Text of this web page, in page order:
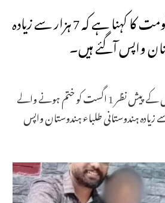
بنگلہ دیش میں بدامنی: حکومت کا کہنا ہے کہ 7 ہزار سے زیادہ
واپس آگئے ہیں۔
نئی دہلی: بنگلہ دیش کی صورتحال کے پیش نظر 1 اگست کو ختم ہونے والے
دو ہفتوں میں 7,200 سے زیادہ ہندوستانی طلباء ہندوستان واپس